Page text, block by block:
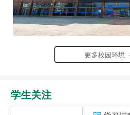
更多校园环境
学生关注